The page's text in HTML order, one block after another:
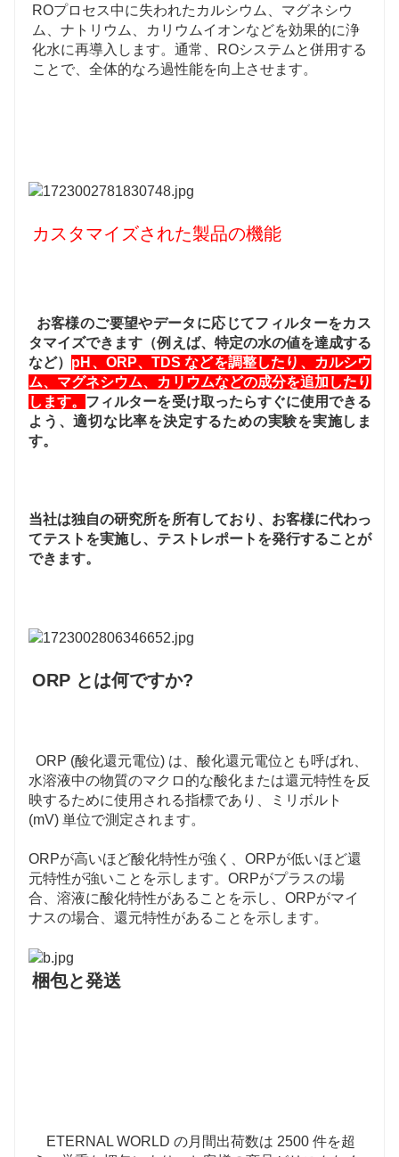
ROプロセス中に失われたカルシウム、マグネシウ
ム、ナトリウム、カリウムイオンなどを効果的に浄
化水に再導入します。通常、ROシステムと併用する
ことで、全体的なろ過性能を向上させます。
カスタマイズされた製品の機能
お客様のご要望やデータに応じてフィルターをカス
タマイズできます（例えば、特定の水の値を達成する
など） pH、ORP、TDS などを調整したり、カルシウ
ム、マグネシウム、カリウムなどの成分を追加したり
します。 フィルターを受け取ったらすぐに使用できる
よう、適切な比率を決定するための実験を実施しま
す。
当社は独自の研究所を所有しており、お客様に代わっ
てテストを実施し、テストレポートを発行することが
できます。
ORP とは何ですか?
ORP (酸化還元電位) は、酸化還元電位とも呼ばれ、
水溶液中の物質のマクロ的な酸化または還元特性を反
映するために使用される指標であり、ミリボルト
(mV) 単位で測定されます。
ORPが高いほど酸化特性が強く、ORPが低いほど還
元特性が強いことを示します。ORPがプラスの場
合、溶液に酸化特性があることを示し、ORPがマイ
ナスの場合、還元特性があることを示します。
梱包と発送
ETERNAL WORLD の月間出荷数は 2500 件を超